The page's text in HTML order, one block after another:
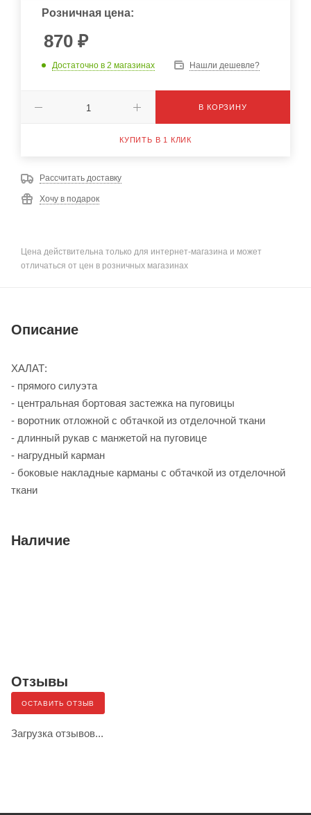
Розничная цена:
870 ₽
Достаточно в 2 магазинах Нашли дешевле?
В КОРЗИНУ
КУПИТЬ В 1 КЛИК
Рассчитать доставку
Хочу в подарок
Цена действительна только для интернет-магазина и может
отличаться от цен в розничных магазинах
Описание
ХАЛАТ:
- прямого силуэта
- центральная бортовая застежка на пуговицы
- воротник отложной с обтачкой из отделочной ткани
- длинный рукав с манжетой на пуговице
- нагрудный карман
- боковые накладные карманы с обтачкой из отделочной
ткани
Наличие
Отзывы
ОСТАВИТЬ ОТЗЫВ
Загрузка отзывов...